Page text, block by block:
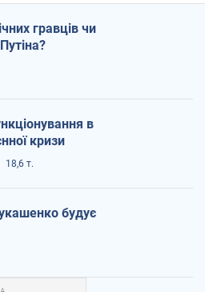
гравців чи
в
кризи
18,6 т.
будує